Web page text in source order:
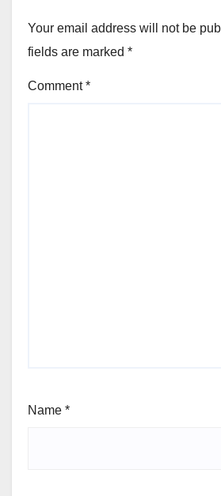
Your email address will not be
fields are marked *
Comment*
Name *